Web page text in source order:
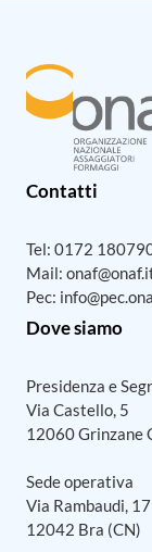
Contatti
Tel: 0172
Mail:
Pec:
Dove siamo
Presidenza e
Via Castello, 5
12060 Grinzane
Sede operativa
Via Rambaudi, 17
12042 Bra (CN)